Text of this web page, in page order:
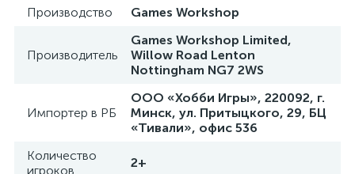
Производство Games Workshop
Производитель
Games Workshop Limited,
Willow Road Lenton
Nottingham NG7 2WS
Импортер в РБ
ООО «Хобби Игры», 220092, г.
Минск, ул. Притыцкого, 29, БЦ
«Тивали», офис 536
Количество
игроков
2+